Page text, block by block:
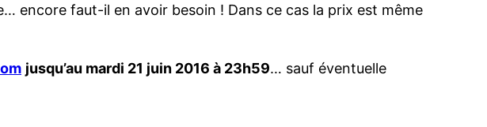
encore faut-il en avoir besoin ! Dans ce cas la prix est même
jusqu’au mardi 21 juin 2016 à 23h59… sauf éventuelle